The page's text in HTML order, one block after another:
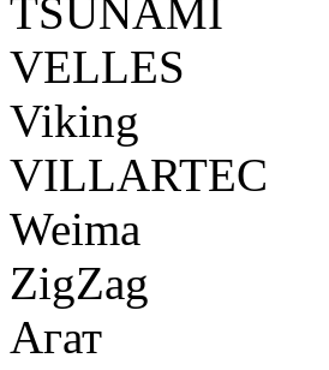
TSUNAMI
VELLES
Viking
VILLARTEC
Weima
ZigZag
Агат